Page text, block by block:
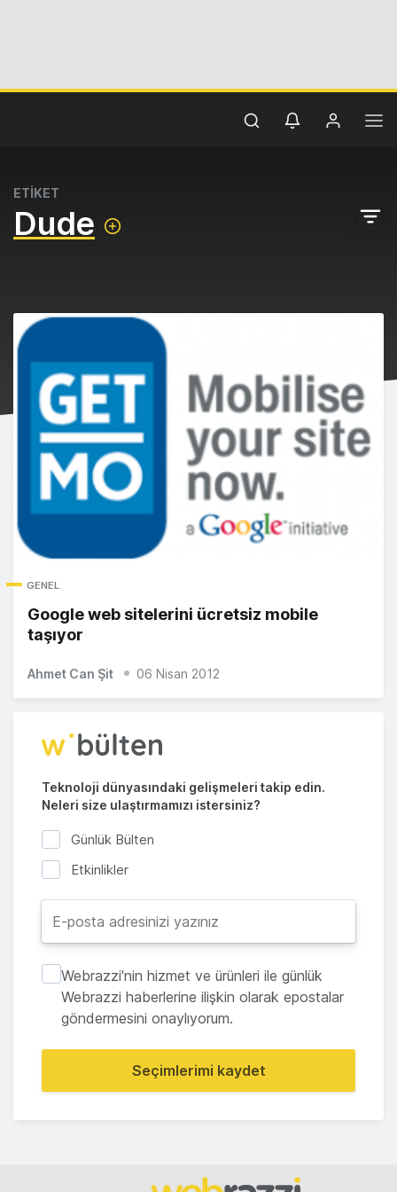
ETİKET
Dude
GENEL
Google web sitelerini ücretsiz mobile
taşıyor
Ahmet Can Şit 06 Nisan 2012
Teknoloji dünyasındaki gelişmeleri takip edin.
Neleri size ulaştırmamızı istersiniz?
Günlük Bülten
Etkinlikler
Webrazzi'nin hizmet ve ürünleri ile günlük
Webrazzi haberlerine ilişkin olarak epostalar
göndermesini onaylıyorum.
Seçimlerimi kaydet